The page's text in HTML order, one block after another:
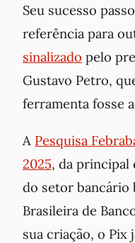
Seu sucesso
referência para
sinalizado pelo
Gustavo Petro,
ferramenta fosse
A Pesquisa
2025, da principal
do setor bancário
Brasileira de
sua criação, o Pix